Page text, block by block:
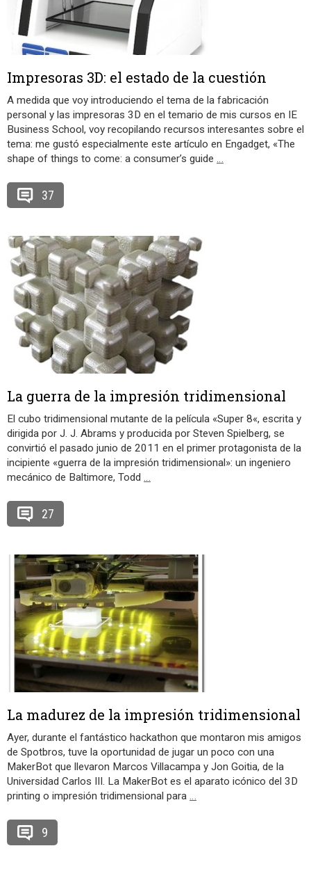
Impresoras 3D: el estado de la cuestión
A medida que voy introduciendo el tema de la fabricación
personal y las impresoras 3D en el temario de mis cursos en IE
Business School, voy recopilando recursos interesantes sobre el
tema: me gustó especialmente este artículo en Engadget, «The
shape of things to come: a consumer’s guide …
37
La guerra de la impresión tridimensional
El cubo tridimensional mutante de la película «Super 8«, escrita y
dirigida por J. J. Abrams y producida por Steven Spielberg, se
convirtió el pasado junio de 2011 en el primer protagonista de la
incipiente «guerra de la impresión tridimensional»: un ingeniero
mecánico de Baltimore, Todd …
27
La madurez de la impresión tridimensional
Ayer, durante el fantástico hackathon que montaron mis amigos
de Spotbros, tuve la oportunidad de jugar un poco con una
MakerBot que llevaron Marcos Villacampa y Jon Goitia, de la
Universidad Carlos III. La MakerBot es el aparato icónico del 3D
printing o impresión tridimensional para …
9